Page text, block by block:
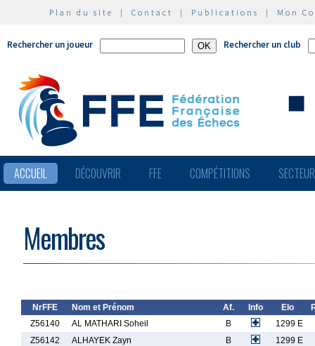
Plan du site | Contact | Publications | Mon
Rechercher un joueur Rechercher un club
ACCUEIL DÉCOUVRIR FFE COMPÉTITIONS
Membres
NrFFE Nom et Prénom Af. Info Elo
Z56140
AL MATHARI Soheil B
1299 E
Z56142
ALHAYEK Zayn B
1299 E